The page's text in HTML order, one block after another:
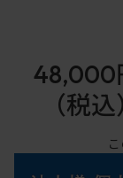
48,000
（税